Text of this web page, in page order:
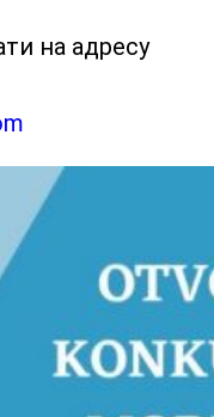
на адресу